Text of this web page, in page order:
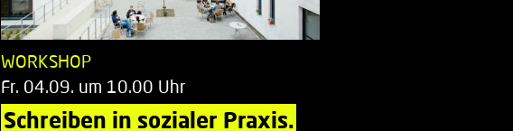
WORKSHOP
Fr. 04.09. um 10.00 Uhr
Schreiben in sozialer Praxis.